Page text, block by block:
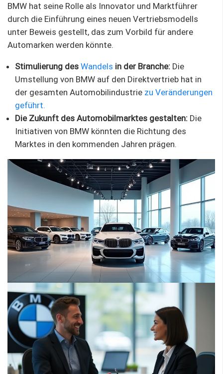
BMW hat seine Rolle als Innovator und Marktführer
durch die Einführung eines neuen Vertriebsmodells
unter Beweis gestellt, das zum Vorbild für andere
Automarken werden könnte.
Stimulierung des Wandels in der Branche: Die
Umstellung von BMW auf den Direktvertrieb hat in
der gesamten Automobilindustrie zu Veränderungen
geführt.
Die Zukunft des Automobilmarktes gestalten: Die
Initiativen von BMW könnten die Richtung des
Marktes in den kommenden Jahren prägen.